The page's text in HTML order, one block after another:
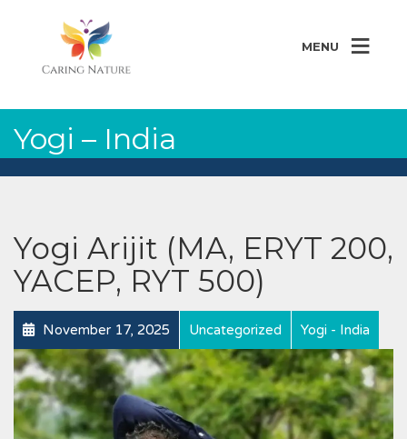
MENU
Yogi – India
Yogi Arijit (MA, ERYT 200,
YACEP, RYT 500)
November 17, 2025 Uncategorized Yogi - India